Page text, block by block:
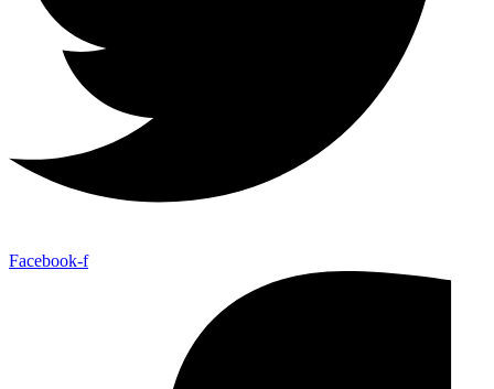
Facebook-f